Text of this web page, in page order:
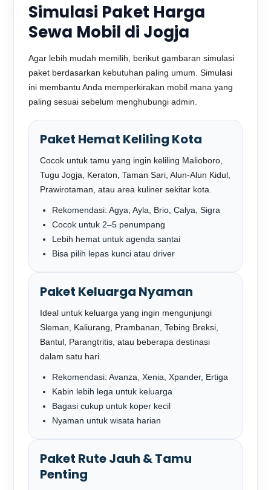
Simulasi Paket Harga
Sewa Mobil di Jogja
Agar lebih mudah memilih, berikut gambaran simulasi
paket berdasarkan kebutuhan paling umum. Simulasi
ini membantu Anda memperkirakan mobil mana yang
paling sesuai sebelum menghubungi admin.
Paket Hemat Keliling Kota
Cocok untuk tamu yang ingin keliling Malioboro,
Tugu Jogja, Keraton, Taman Sari, Alun-Alun Kidul,
Prawirotaman, atau area kuliner sekitar kota.
Rekomendasi: Agya, Ayla, Brio, Calya, Sigra
Cocok untuk 2–5 penumpang
Lebih hemat untuk agenda santai
Bisa pilih lepas kunci atau driver
Paket Keluarga Nyaman
Ideal untuk keluarga yang ingin mengunjungi
Sleman, Kaliurang, Prambanan, Tebing Breksi,
Bantul, Parangtritis, atau beberapa destinasi
dalam satu hari.
Rekomendasi: Avanza, Xenia, Xpander, Ertiga
Kabin lebih lega untuk keluarga
Bagasi cukup untuk koper kecil
Nyaman untuk wisata harian
Paket Rute Jauh & Tamu
Penting